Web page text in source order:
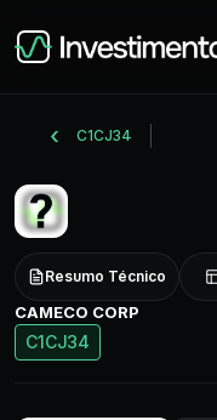
C1CJ34
Resumo Técnico
CAMECO CORP
C1CJ34